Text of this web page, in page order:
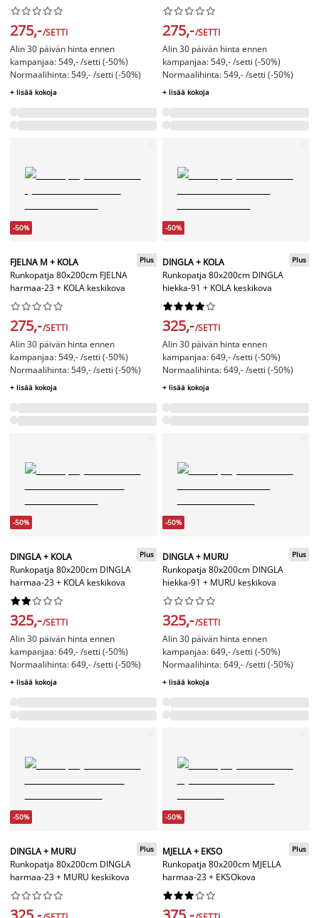






275,-/SETTI
Alin 30 päivän hinta ennen
kampanjaa: 549,- /setti (-50%)
Normaalihinta: 549,- /setti (-50%)
+ lisää kokoja






275,-/SETTI
Alin 30 päivän hinta ennen
kampanjaa: 549,- /setti (-50%)
Normaalihinta: 549,- /setti (-50%)
+ lisää kokoja
-50%
FJELNA M + KOLA
Runkopatja 80x200cm FJELNA
harmaa-23 + KOLA keskikova
Plus






275,-/SETTI
Alin 30 päivän hinta ennen
kampanjaa: 549,- /setti (-50%)
Normaalihinta: 549,- /setti (-50%)
+ lisää kokoja
-50%
DINGLA + KOLA
Runkopatja 80x200cm DINGLA
hiekka-91 + KOLA keskikova
Plus






325,-/SETTI
Alin 30 päivän hinta ennen
kampanjaa: 649,- /setti (-50%)
Normaalihinta: 649,- /setti (-50%)
+ lisää kokoja
-50%
DINGLA + KOLA
Runkopatja 80x200cm DINGLA
harmaa-23 + KOLA keskikova
Plus






325,-/SETTI
Alin 30 päivän hinta ennen
kampanjaa: 649,- /setti (-50%)
Normaalihinta: 649,- /setti (-50%)
+ lisää kokoja
-50%
DINGLA + MURU
Runkopatja 80x200cm DINGLA
hiekka-91 + MURU keskikova
Plus






325,-/SETTI
Alin 30 päivän hinta ennen
kampanjaa: 649,- /setti (-50%)
Normaalihinta: 649,- /setti (-50%)
+ lisää kokoja
-50%
DINGLA + MURU
Runkopatja 80x200cm DINGLA
harmaa-23 + MURU keskikova
Plus






-50%
MJELLA + EKSO
Runkopatja 80x200cm MJELLA
harmaa-23 + EKSOkova
Plus





